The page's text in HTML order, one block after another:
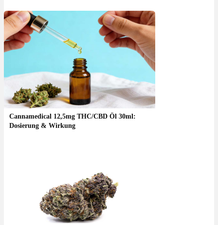
Cannamedical 12,5mg THC/CBD Öl 30ml:
Dosierung & Wirkung